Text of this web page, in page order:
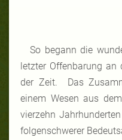
So begann die
letzter Offenbarung an
der Zeit. Das
einem Wesen aus
vierzehn
folgenschwerer